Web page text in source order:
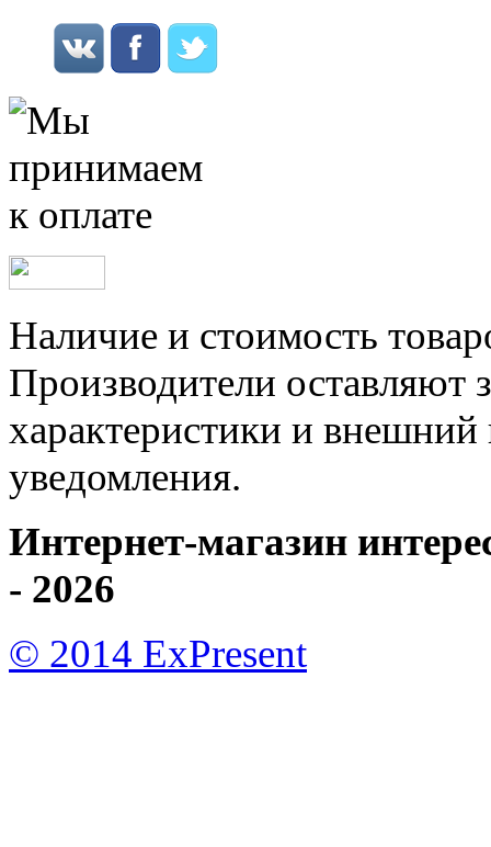
Наличие и стоимость
Производители оставляют
характеристики и внешний
уведомления.
Интернет-магазин
- 2026
© 2014 ExPresent